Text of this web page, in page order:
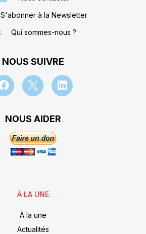
S'abonner à la Newsletter
Qui sommes-nous ?
NOUS SUIVRE
NOUS AIDER
À LA UNE
À la une
Actualités